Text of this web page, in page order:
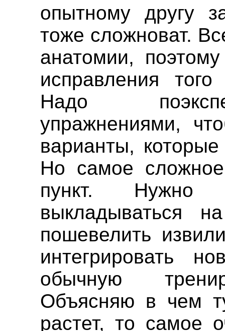
опытному другу
тоже сложноват.
анатомии,
исправления
Надо
упражнениями,
варианты,
Но самое
пункт.
выкладываться
пошевелить
интегрировать
обычную
Объясняю в чем
растет, то самое